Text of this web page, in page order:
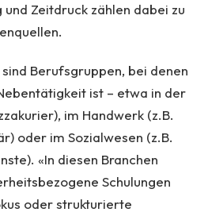
und Zeitdruck zählen dabei zu
Berufsgruppen, bei denen
ist – etwa in der
im Handwerk (z.B.
oder im Sozialwesen (z.B.
«In diesen Branchen
Schulungen
oder strukturierte